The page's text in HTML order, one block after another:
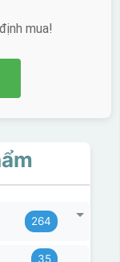
sắc)mua!
264
35